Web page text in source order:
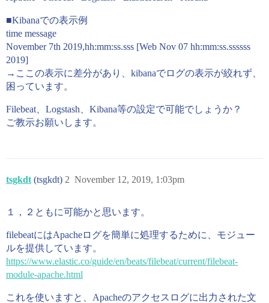
■Kibanaでの表示例
time message
November 7th 2019,hh:mm:ss.sss [Web Nov 07 hh:mm:ss.ssssss
2019]
→ここの表示に差分があり、kibanaでログの表示が絞れず、
困っています。
Filebeat、Logstash、Kibana等の設定で可能でしょうか？
ご教示お願いします。
tsgkdt (tsgkdt) November 12, 2019, 1:03pm
2
１，２ともに可能かと思います。
filebeatにはApacheログを簡単に処理するために、モジュー
ルを提供しています。
https://www.elastic.co/guide/en/beats/filebeat/current/filebeat-
module-apache.html
これを使いますと、Apacheのアクセスログに出力された文